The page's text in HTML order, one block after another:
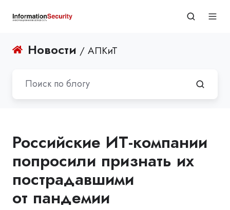
Новости / АПКиТ
Российские ИТ-компании
попросили признать их
пострадавшими
от пандемии